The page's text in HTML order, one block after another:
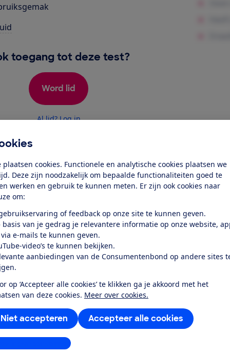
plaatsen cookies. Functionele en analytische cookies plaatsen we
Deze zijn noodzakelijk om bepaalde functionaliteiten goed te
werken en gebruik te kunnen meten. Er zijn ook cookies naar
om:
of feedback op onze site te kunnen geven.
basis van je gedrag je relevantere informatie op onze website,
e-mails te kunnen geven.
video’s te kunnen bekijken.
aanbiedingen van de Consumentenbond op andere sites
op ‘Accepteer alle cookies’ te klikken ga je akkoord met het
van deze cookies. Meer over cookies.
Accepteer alle cookies
Niet accepteren
aanpassen
toegang tot deze test?
Word lid
Al lid? Log in
en schalen schoon en droog,
dichtbij...